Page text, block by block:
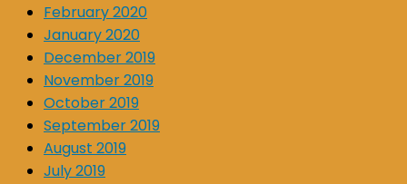
February 2020
January 2020
December 2019
November 2019
October 2019
September 2019
August 2019
July 2019